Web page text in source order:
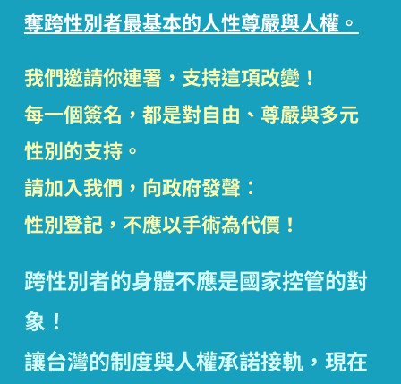
奪跨性別者最基本的人性尊嚴與人權。
我們邀請你連署，支持這項改變！
每一個簽名，都是對自由、尊嚴與多元
性別的支持。
請加入我們，向政府發聲：
性別登記，不應以手術為代價！
跨性別者的身體不應是國家控管的對
象！
讓台灣的制度與人權承諾接軌，現在